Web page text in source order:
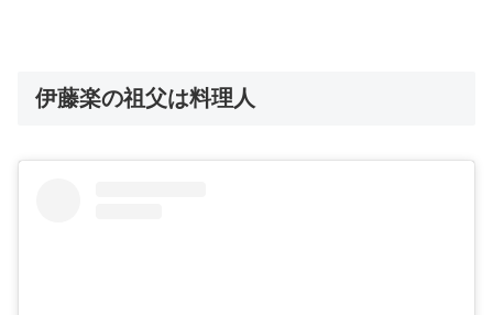
伊藤楽の祖父は料理人